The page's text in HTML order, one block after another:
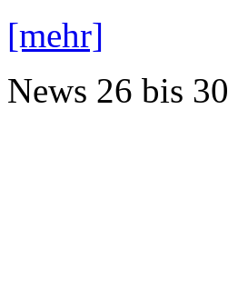
[mehr]
News 26 bis 30